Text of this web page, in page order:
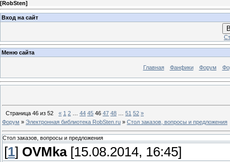
[RobSten]
Вход на сайт
Меню сайта
Главная Фанфики Форум
Страница 46 из 52 « 1 2 44 45 46 47 48 51 52 »
Форум » Электронная библиотека RobSten.ru » Стол заказов, вопросы и предложения
Стол заказов, вопросы и предложения
[1] OVMka[15.08.2014, 16:45]